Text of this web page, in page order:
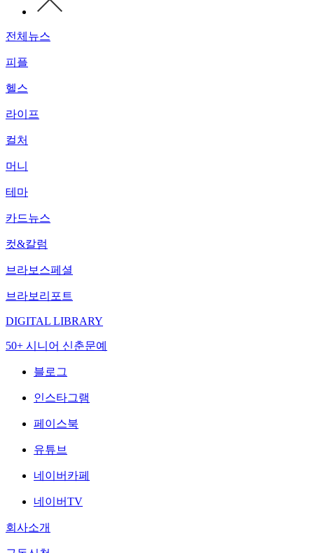
전체뉴스
피플
헬스
라이프
컬처
머니
테마
카드뉴스
컷&칼럼
브라보스페셜
브라보리포트
DIGITAL LIBRARY
50+ 시니어 신춘문예
블로그
인스타그램
페이스북
유튜브
네이버카페
네이버TV
회사소개